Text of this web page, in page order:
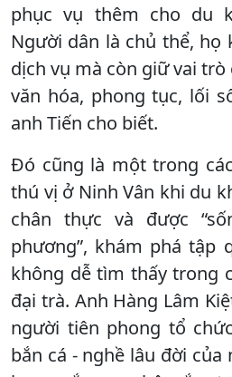
phục vụ thêm cho du
Người dân là chủ thể, họ
dịch vụ mà còn giữ vai
văn hóa, phong tục, lối
anh Tiến cho biết.
Đó cũng là một trong
thú vị ở Ninh Vân khi du
chân thực và được
phương”, khám phá tập
không dễ tìm thấy trong
đại trà. Anh Hàng Lâm
người tiên phong tổ
bắn cá - nghề lâu đời của